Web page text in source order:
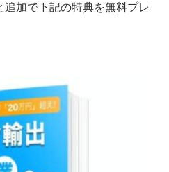
追加で下記の特典を無料プレ